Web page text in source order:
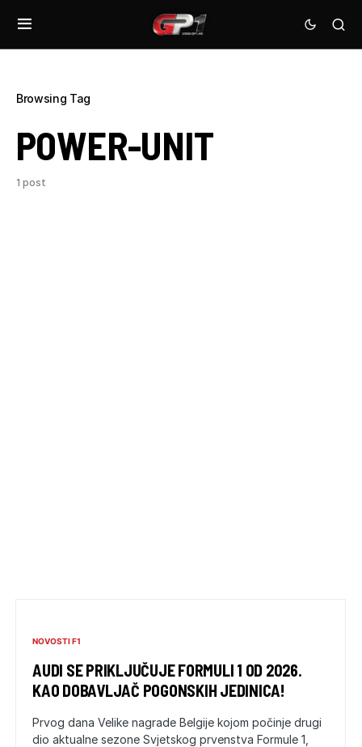
Browsing Tag
POWER-UNIT
1 post
NOVOSTI F1
AUDI SE PRIKLJUČUJE FORMULI 1 OD 2026.
KAO DOBAVLJAČ POGONSKIH JEDINICA!
Prvog dana Velike nagrade Belgije kojom počinje drugi
dio aktualne sezone Svjetskog prvenstva Formule 1,